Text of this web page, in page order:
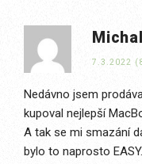
7.3.2022
Nedávno jsem
kupoval nejlepší
A tak se mi smazání
bylo to naprosto EASY.